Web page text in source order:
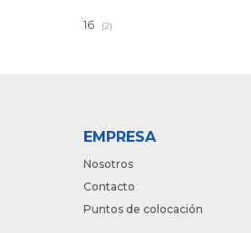
16 (2)
EMPRESA
Nosotros
Contacto
Puntos de colocación